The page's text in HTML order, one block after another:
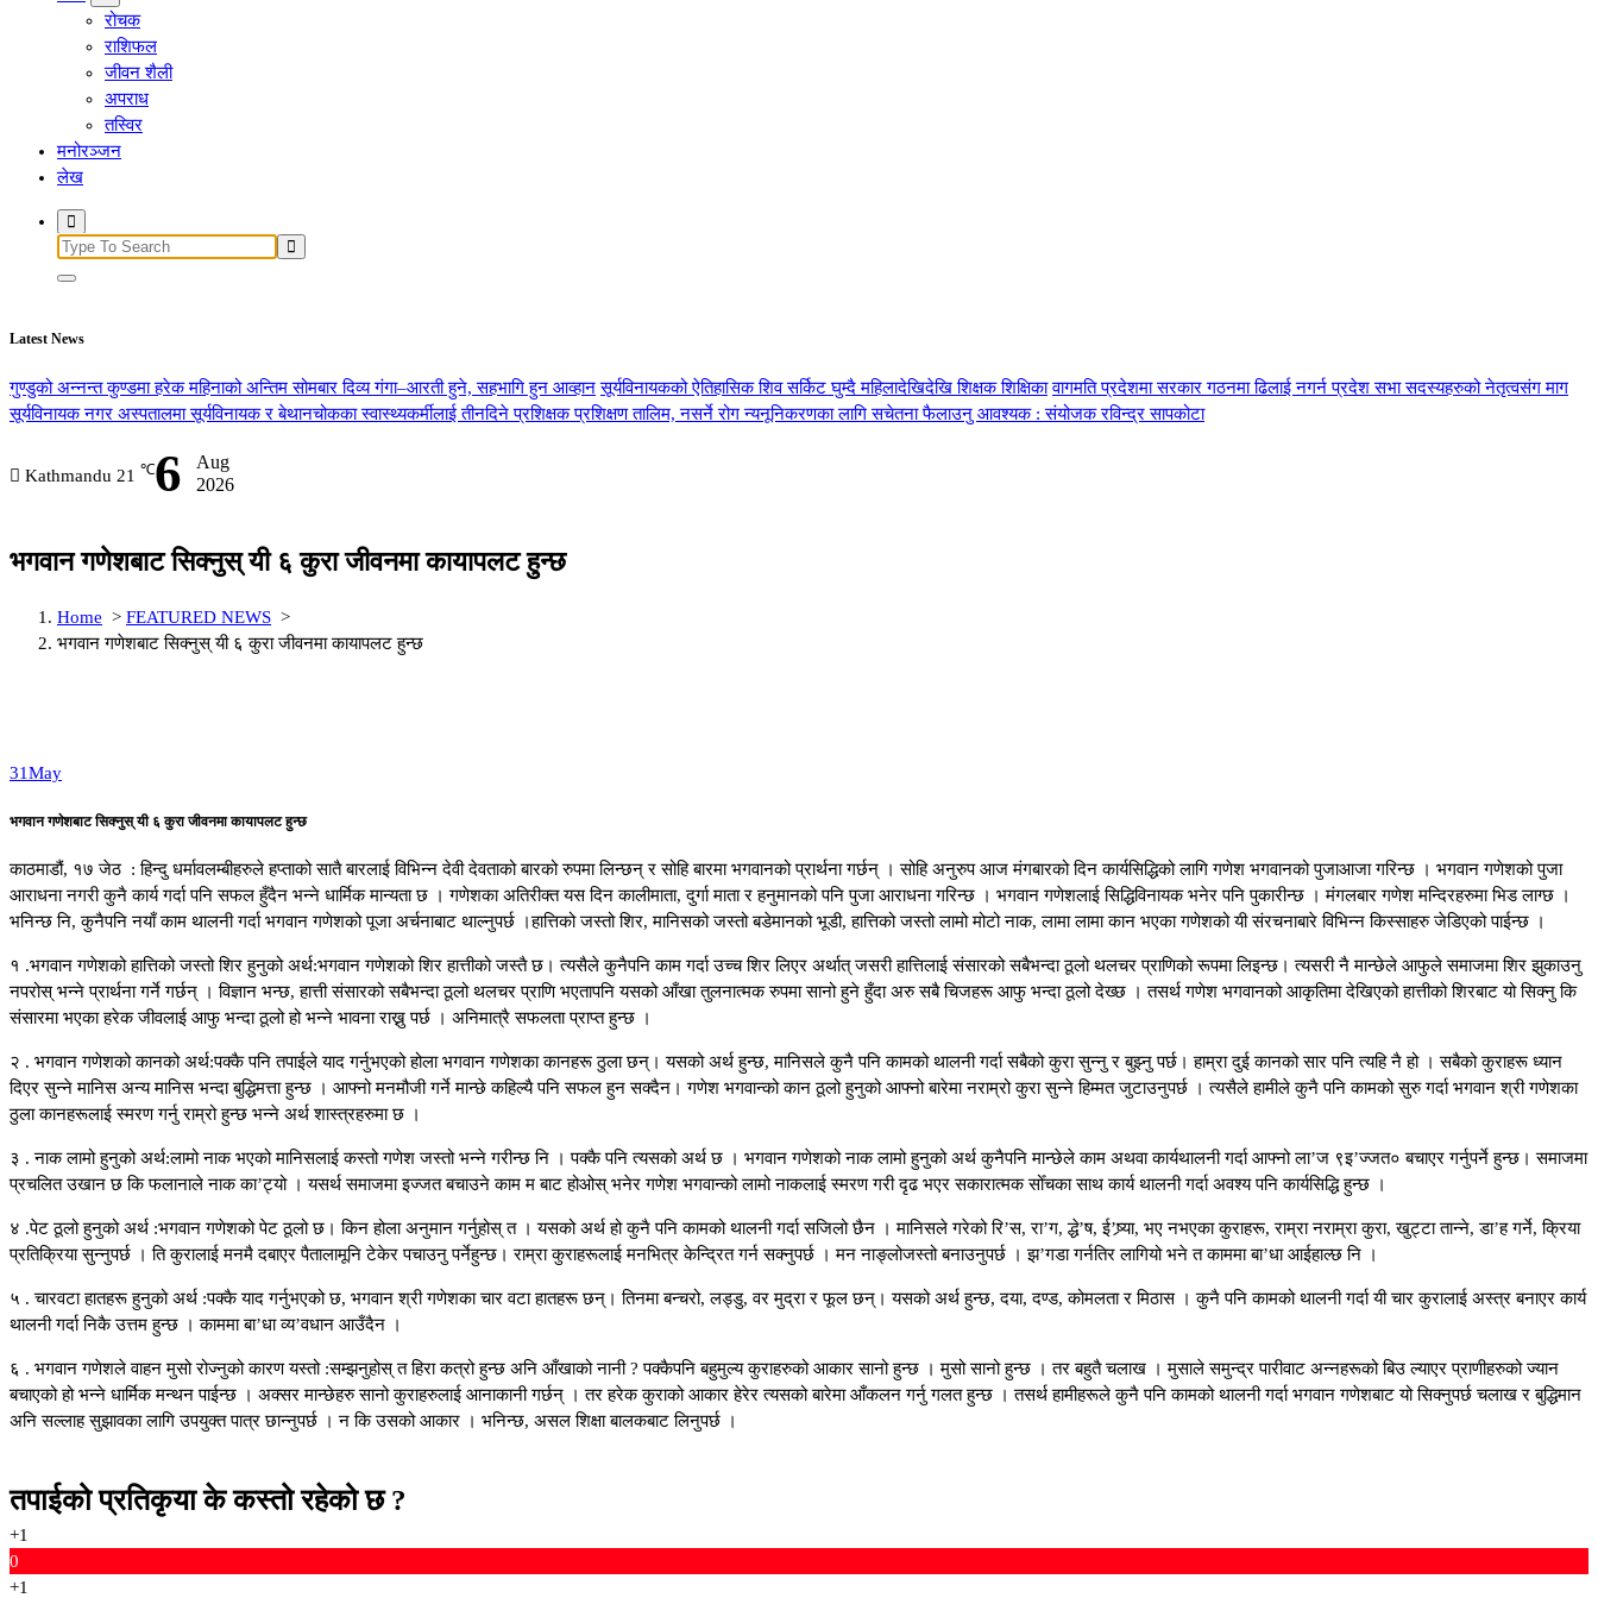
रोचक
राशिफल
जीवन शैली
अपराध
तस्विर
मनोरञ्जन
लेख
Search
for:
Latest News
गुण्डुको अन्नन्त कुण्डमा हरेक महिनाको अन्तिम सोमबार दिव्य गंगा–आरती हुने, सहभागि हुन आव्हान सूर्यविनायकको ऐतिहासिक शिव सर्किट घुम्दै महिलादेखिदेखि शिक्षक शिक्षिका वागमति प्रदेशमा सरकार गठनमा ढिलाई नगर्न प्रदेश सभा सदस्यहरुको नेतृत्वसंग माग
सूर्यविनायक नगर अस्पतालमा सूर्यविनायक र बेथानचोकका स्वास्थ्यकर्मीलाई तीनदिने प्रशिक्षक प्रशिक्षण तालिम, नसर्ने रोग न्यनूनिकरणका लागि सचेतना फैलाउनु आवश्यक : संयोजक रविन्द्र सापकोटा
Kathmandu 21 ℃6
Aug
2026
भगवान गणेशबाट सिक्नुस् यी ६ कुरा जीवनमा कायापलट हुन्छ
Home > FEATURED NEWS >
भगवान गणेशबाट सिक्नुस् यी ६ कुरा जीवनमा कायापलट हुन्छ
31May
भगवान गणेशबाट सिक्नुस् यी ६ कुरा जीवनमा कायापलट हुन्छ
काठमाडौं, १७ जेठ : हिन्दु धर्मावलम्बीहरुले हप्ताको सातै बारलाई विभिन्न देवी देवताको बारको रुपमा लिन्छन् र सोहि बारमा भगवानको प्रार्थना गर्छन् । सोहि अनुरुप आज मंगबारको दिन कार्यसिद्धिको लागि गणेश भगवानको पुजाआजा गरिन्छ । भगवान गणेशको पुजा
आराधना नगरी कुनै कार्य गर्दा पनि सफल हुँदैन भन्ने धार्मिक मान्यता छ । गणेशका अतिरीक्त यस दिन कालीमाता, दुर्गा माता र हनुमानको पनि पुजा आराधना गरिन्छ । भगवान गणेशलाई सिद्धिविनायक भनेर पनि पुकारीन्छ । मंगलबार गणेश मन्दिरहरुमा भिड लाग्छ ।
भनिन्छ नि, कुनैपनि नयाँ काम थालनी गर्दा भगवान गणेशको पूजा अर्चनाबाट थाल्नुपर्छ ।हात्तिको जस्तो शिर, मानिसको जस्तो बडेमानको भूडी, हात्तिको जस्तो लामो मोटो नाक, लामा लामा कान भएका गणेशको यी संरचनाबारे विभिन्न किस्साहरु जेडिएको पाईन्छ ।
१ .भगवान गणेशको हात्तिको जस्तो शिर हुनुको अर्थ:भगवान गणेशको शिर हात्तीको जस्तै छ। त्यसैले कुनैपनि काम गर्दा उच्च शिर लिएर अर्थात् जसरी हात्तिलाई संसारको सबैभन्दा ठूलो थलचर प्राणिको रूपमा लिइन्छ। त्यसरी नै मान्छेले आफुले समाजमा शिर झुकाउनु
नपरोस् भन्ने प्रार्थना गर्ने गर्छन् । विज्ञान भन्छ, हात्ती संसारको सबैभन्दा ठूलो थलचर प्राणि भएतापनि यसको आँखा तुलनात्मक रुपमा सानो हुने हुँदा अरु सबै चिजहरू आफु भन्दा ठूलो देख्छ । तसर्थ गणेश भगवानको आकृतिमा देखिएको हात्तीको शिरबाट यो सिक्नु कि
संसारमा भएका हरेक जीवलाई आफु भन्दा ठूलो हो भन्ने भावना राख्नु पर्छ । अनिमात्रै सफलता प्राप्त हुन्छ ।
२ . भगवान गणेशको कानको अर्थ:पक्कै पनि तपाईले याद गर्नुभएको होला भगवान गणेशका कानहरू ठुला छन्। यसको अर्थ हुन्छ, मानिसले कुनै पनि कामको थालनी गर्दा सबैको कुरा सुन्नु र बुझ्नु पर्छ। हाम्रा दुई कानको सार पनि त्यहि नै हो । सबैको कुराहरू ध्यान
दिएर सुन्ने मानिस अन्य मानिस भन्दा बुद्धिमत्ता हुन्छ । आफ्नो मनमौजी गर्ने मान्छे कहिल्यै पनि सफल हुन सक्दैन। गणेश भगवान्को कान ठूलो हुनुको आफ्नो बारेमा नराम्रो कुरा सुन्ने हिम्मत जुटाउनुपर्छ । त्यसैले हामीले कुनै पनि कामको सुरु गर्दा भगवान श्री गणेशका
ठुला कानहरूलाई स्मरण गर्नु राम्रो हुन्छ भन्ने अर्थ शास्त्रहरुमा छ ।
३ . नाक लामो हुनुको अर्थ:लामो नाक भएको मानिसलाई कस्तो गणेश जस्तो भन्ने गरीन्छ नि । पक्कै पनि त्यसको अर्थ छ । भगवान गणेशको नाक लामो हुनुको अर्थ कुनैपनि मान्छेले काम अथवा कार्यथालनी गर्दा आफ्नो ला’ज ९इ’ज्जत० बचाएर गर्नुपर्ने हुन्छ। समाजमा
प्रचलित उखान छ कि फलानाले नाक का’ट्यो । यसर्थ समाजमा इज्जत बचाउने काम म बाट होओस् भनेर गणेश भगवान्को लामो नाकलाई स्मरण गरी दृढ भएर सकारात्मक सोँचका साथ कार्य थालनी गर्दा अवश्य पनि कार्यसिद्धि हुन्छ ।
४ .पेट ठूलो हुनुको अर्थ :भगवान गणेशको पेट ठूलो छ। किन होला अनुमान गर्नुहोस् त । यसको अर्थ हो कुनै पनि कामको थालनी गर्दा सजिलो छैन । मानिसले गरेको रि’स, रा’ग, द्धे’ष, ई’ष्र्या, भए नभएका कुराहरू, राम्रा नराम्रा कुरा, खुट्टा तान्ने, डा’ह गर्ने, क्रिया
प्रतिक्रिया सुन्नुपर्छ । ति कुरालाई मनमै दबाएर पैतालामूनि टेकेर पचाउनु पर्नेहुन्छ। राम्रा कुराहरूलाई मनभित्र केन्द्रित गर्न सक्नुपर्छ । मन नाङ्लोजस्तो बनाउनुपर्छ । झ’गडा गर्नतिर लागियो भने त काममा बा’धा आईहाल्छ नि ।
५ . चारवटा हातहरू हुनुको अर्थ :पक्कै याद गर्नुभएको छ, भगवान श्री गणेशका चार वटा हातहरू छन्। तिनमा बन्चरो, लड्डु, वर मुद्रा र फूल छन्। यसको अर्थ हुन्छ, दया, दण्ड, कोमलता र मिठास । कुनै पनि कामको थालनी गर्दा यी चार कुरालाई अस्त्र बनाएर कार्य
थालनी गर्दा निकै उत्तम हुन्छ । काममा बा’धा व्य’वधान आउँदैन ।
६ . भगवान गणेशले वाहन मुसो रोज्नुको कारण यस्तो :सम्झनुहोस् त हिरा कत्रो हुन्छ अनि आँखाको नानी ? पक्कैपनि बहुमुल्य कुराहरुको आकार सानो हुन्छ । मुसो सानो हुन्छ । तर बहुतै चलाख । मुसाले समुन्द्र पारीवाट अन्नहरूको बिउ ल्याएर प्राणीहरुको ज्यान
बचाएको हो भन्ने धार्मिक मन्थन पाईन्छ । अक्सर मान्छेहरु सानो कुराहरुलाई आनाकानी गर्छन् । तर हरेक कुराको आकार हेरेर त्यसको बारेमा आँकलन गर्नु गलत हुन्छ । तसर्थ हामीहरूले कुनै पनि कामको थालनी गर्दा भगवान गणेशबाट यो सिक्नुपर्छ चलाख र बुद्धिमान
अनि सल्लाह सुझावका लागि उपयुक्त पात्र छान्नुपर्छ । न कि उसको आकार । भनिन्छ, असल शिक्षा बालकबाट लिनुपर्छ ।
तपाईको प्रतिकृया के कस्तो रहेको छ ?
+1
0
+1